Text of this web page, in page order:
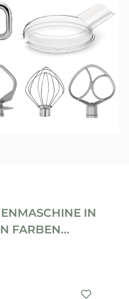
IN
FARBEN...